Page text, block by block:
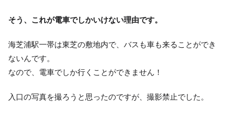
そう、これが電車でしかいけない理由です。
海芝浦駅一帯は東芝の敷地内で、バスも車も来ることができ
ないんです。
なので、電車でしか行くことができません！
入口の写真を撮ろうと思ったのですが、撮影禁止でした。